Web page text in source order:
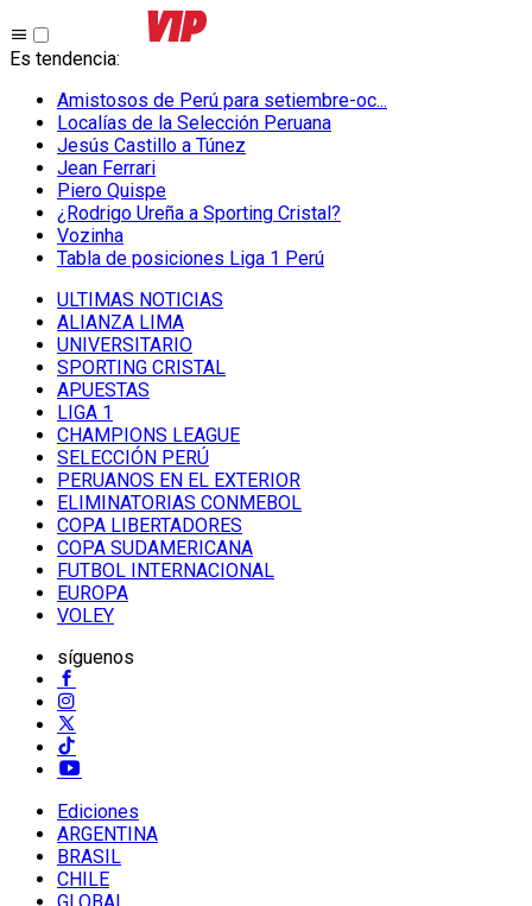
Es tendencia:
Amistosos de Perú para setiembre-oc...
Localías de la Selección Peruana
Jesús Castillo a Túnez
Jean Ferrari
Piero Quispe
¿Rodrigo Ureña a Sporting Cristal?
Vozinha
Tabla de posiciones Liga 1 Perú
ULTIMAS NOTICIAS
ALIANZA LIMA
UNIVERSITARIO
SPORTING CRISTAL
APUESTAS
LIGA 1
CHAMPIONS LEAGUE
SELECCIÓN PERÚ
PERUANOS EN EL EXTERIOR
ELIMINATORIAS CONMEBOL
COPA LIBERTADORES
COPA SUDAMERICANA
FUTBOL INTERNACIONAL
EUROPA
VOLEY
síguenos
Ediciones
ARGENTINA
BRASIL
CHILE